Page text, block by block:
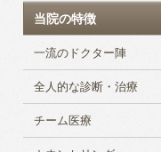
当院の特徴
一流のドクター陣
全人的な診断・治療
チーム医療